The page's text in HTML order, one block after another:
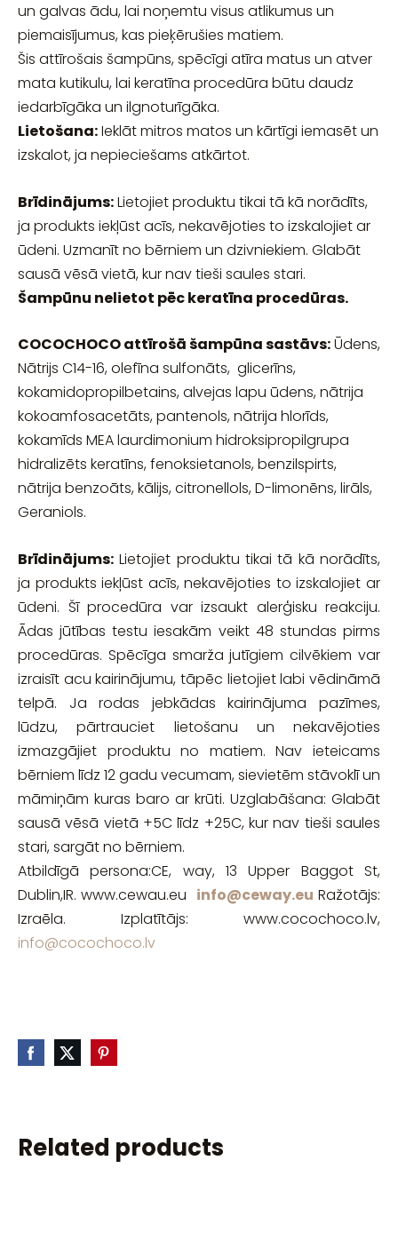
un galvas ādu, lai noņemtu visus atlikumus un
piemaisījumus, kas pieķērušies matiem.
Šis attīrošais šampūns, spēcīgi atīra matus un atver
mata kutikulu, lai keratīna procedūra būtu daudz
iedarbīgāka un ilgnoturīgāka.
Lietošana:Ieklāt mitros matos un kārtīgi iemasēt un
izskalot, ja nepieciešams atkārtot.
Brīdinājums:Lietojiet produktu tikai tā kā norādīts,
ja produkts iekļūst acīs, nekavējoties to izskalojiet ar
ūdeni. Uzmanīt no bērniem un dzivniekiem. Glabāt
sausā vēsā vietā, kur nav tieši saules stari.
Šampūnu nelietot pēc keratīna procedūras.
COCOCHOCO attīrošā šampūna sastāvs:Ūdens,
Nātrijs C14-16, olefīna sulfonāts, glicerīns,
kokamidopropilbetains, alvejas lapu ūdens, nātrija
kokoamfosacetāts, pantenols, nātrija hlorīds,
kokamīds MEA laurdimonium hidroksipropilgrupa
hidralizēts keratīns, fenoksietanols, benzilspirts,
nātrija benzoāts, kālijs, citronellols, D-limonēns, lirāls,
Geraniols.
Brīdinājums: Lietojiet produktu tikai tā kā norādīts,
ja produkts iekļūst acīs, nekavējoties to izskalojiet ar
ūdeni. Šī procedūra var izsaukt alerģisku reakciju.
Ādas jūtības testu iesakām veikt 48 stundas pirms
procedūras. Spēcīga smarža jutīgiem cilvēkiem var
izraisīt acu kairinājumu, tāpēc lietojiet labi vēdināmā
telpā. Ja rodas jebkādas kairinājuma pazīmes,
lūdzu, pārtrauciet lietošanu un nekavējoties
izmazgājiet produktu no matiem. Nav ieteicams
bērniem līdz 12 gadu vecumam, sievietēm stāvoklī un
māmiņām kuras baro ar krūti. Uzglabāšana: Glabāt
sausā vēsā vietā +5C līdz +25C, kur nav tieši saules
stari, sargāt no bērniem.
Atbildīgā persona:CE, way, 13 Upper Baggot St,
Dublin,IR. www.cewau.eu info@ceway.eu Ražotājs:
Izraēla. Izplatītājs: www.cocochoco.lv,
info@cocochoco.lv
Related products